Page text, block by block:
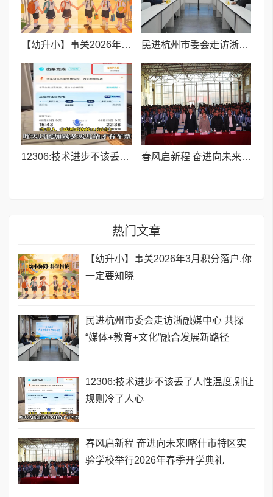
【幼升小】事关2026年3月积分落户,你一定要知晓 民进杭州市委会走访浙融媒中心 共探“媒体+教育+文化”融合发展新路径
12306:技术进步不该丢了人性温度,别让规则冷了人心 春风启新程 奋进向未来I喀什市特区实验学校举行2026年春季开学典礼
热门文章
【幼升小】事关2026年3月积分落户,你
一定要知晓
民进杭州市委会走访浙融媒中心 共探
“媒体+教育+文化”融合发展新路径
12306:技术进步不该丢了人性温度,别让
规则冷了人心
春风启新程 奋进向未来I喀什市特区实
验学校举行2026年春季开学典礼